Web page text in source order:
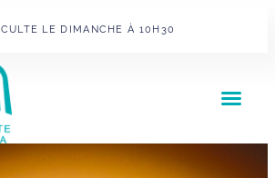
CULTE LE DIMANCHE À 10H30